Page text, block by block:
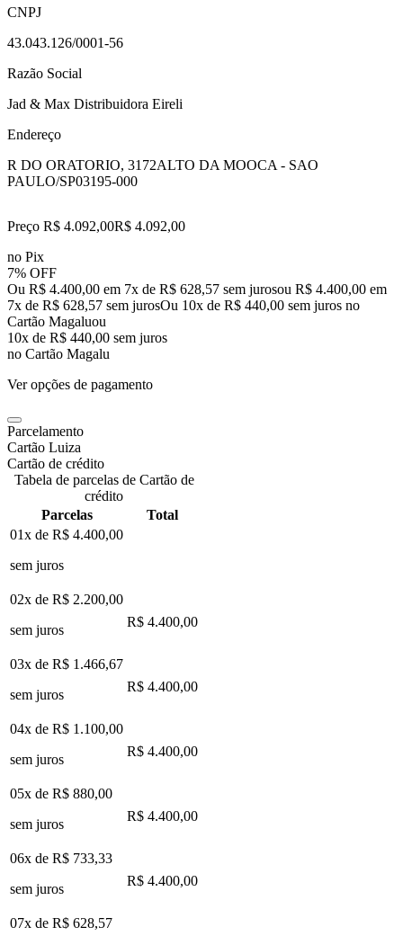
CNPJ
43.043.126/0001-56
Razão Social
Jad & Max Distribuidora Eireli
Endereço
R DO ORATORIO, 3172ALTO DA MOOCA - SAO
PAULO/SP03195-000
Preço R$ 4.092,00R$ 4.092,00
no Pix
7% OFF
Ou R$ 4.400,00 em 7x de R$ 628,57 sem jurosou R$ 4.400,00 em
7x de R$ 628,57 sem jurosOu 10x de R$ 440,00 sem juros no
Cartão Magaluou
10x de R$ 440,00 sem juros
no Cartão Magalu
Ver opções de pagamento
Parcelamento
Cartão Luiza
Cartão de crédito
Tabela de parcelas de Cartão de
crédito
Parcelas
Total
01x de R$ 4.400,00
sem juros
02x de R$ 2.200,00
sem juros
R$ 4.400,00
03x de R$ 1.466,67
sem juros
R$ 4.400,00
04x de R$ 1.100,00
sem juros
R$ 4.400,00
05x de R$ 880,00
sem juros
R$ 4.400,00
06x de R$ 733,33
sem juros
R$ 4.400,00
07x de R$ 628,57